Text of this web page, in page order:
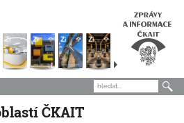
ČKAIT